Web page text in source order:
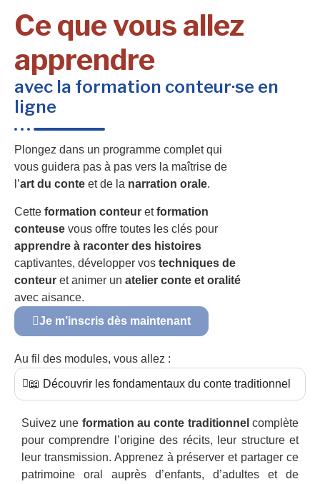
Ce que vous allez
apprendre
avec la formation conteur·se en
ligne
Plongez dans un programme complet qui
vous guidera pas à pas vers la maîtrise de
l’art du conte et de la narration orale.
Cette formation conteur etformation
conteuse vous offre toutes les clés pour
apprendre à raconter des histoires
captivantes, développer vos techniques de
conteur et animer un atelier conte et oralité
avec aisance.
Je m’inscris dès maintenant
Au fil des modules, vous allez :
📖 Découvrir les fondamentaux du conte traditionnel
Suivez une formation au conte traditionnel complète
pour comprendre l’origine des récits, leur structure et
leur transmission. Apprenez à préserver et partager ce
patrimoine oral auprès d’enfants, d’adultes et de